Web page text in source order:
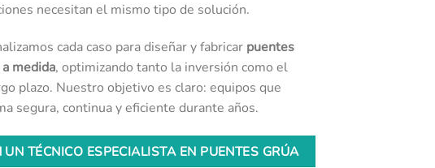
necesitan el mismo tipo de solución.
cada caso para diseñar y fabricar puentes
medida, optimizando tanto la inversión como el
plazo. Nuestro objetivo es claro: equipos que
segura, continua y eficiente durante años.
TÉCNICO ESPECIALISTA EN PUENTES GRÚA